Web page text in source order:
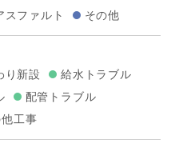
スファルト その他
り新設
給水トラブル
配管トラブル
工事